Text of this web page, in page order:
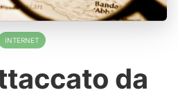
INTERNET
da